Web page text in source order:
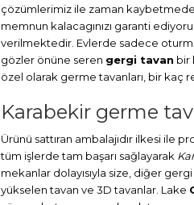
çözümlerimiz ile zaman
memnun kalacagınızı garanti
verilmektedir. Evlerde sadece
gözler önüne seren gergi tavan bir
özel olarak germe tavanları, bir kaç
Karabekir germe
Ürünü sattıran ambalajıdır ilkesi ile
tüm işlerde tam başarı sağlayarak
mekanlar dolayısıyla size, diğer
yükselen tavan ve 3D tavanlar. Lake